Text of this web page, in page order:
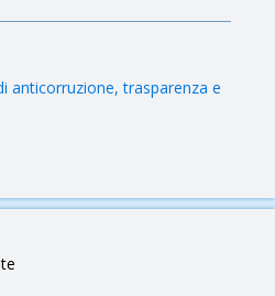
anticorruzione, trasparenza e